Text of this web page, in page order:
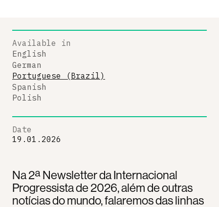
Na 2ª Newsletter da Internacional
Progressista de 2026, além de outras
notícias do mundo, falaremos das linhas
Available in
English
German
Portuguese (Brazil)
Spanish
Polish
Date
19.01.2026